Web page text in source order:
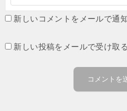
新しいコメントをメールで通
新しい投稿をメールで受け取る